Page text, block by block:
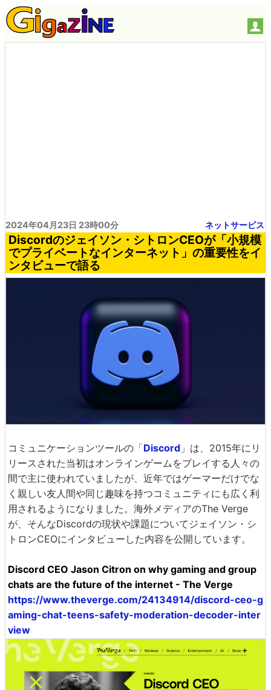
2024年04月23日 23時00分 ネットサービス
Discordのジェイソン・シトロンCEOが「小規模
でプライベートなインターネット」の重要性をイ
ンタビューで語る
コミュニケーションツールの「Discord 」は、2015年にリ
リースされた当初はオンラインゲームをプレイする人々の
間で主に使われていましたが、近年ではゲーマーだけでな
く親しい友人間や同じ趣味を持つコミュニティにも広く利
用されるようになりました。海外メディアのThe Verge
が、そんなDiscordの現状や課題についてジェイソン・シ
トロンCEOにインタビューした内容を公開しています。
Discord CEO Jason Citron on why gaming and group
chats are the future of the internet - The Verge
https://www.theverge.com/24134914/discord-ceo-g
aming-chat-teens-safety-moderation-decoder-inter
view